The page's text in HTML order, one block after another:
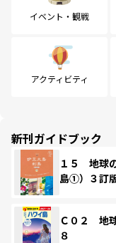
イベント・観戦
アクティビティ
新刊ガイドブック
１５ 地球
島①）３訂
Ｃ０２ 地
８